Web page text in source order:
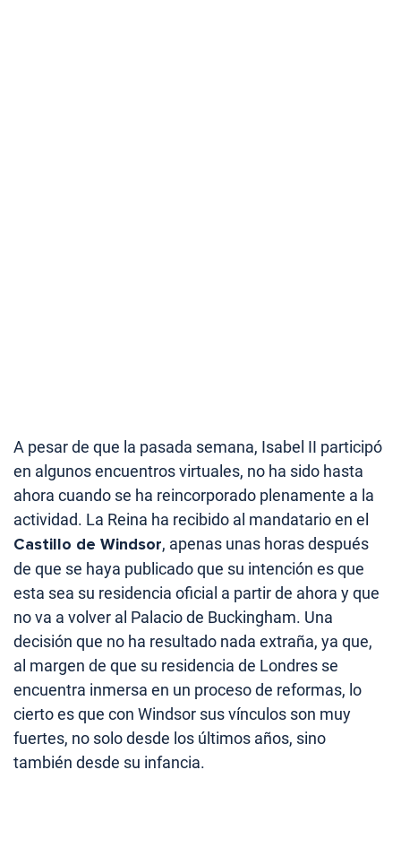
A pesar de que la pasada semana, Isabel II participó
en algunos encuentros virtuales, no ha sido hasta
ahora cuando se ha reincorporado plenamente a la
actividad. La Reina ha recibido al mandatario en el
Castillo de Windsor, apenas unas horas después
de que se haya publicado que su intención es que
esta sea su residencia oficial a partir de ahora y que
no va a volver al Palacio de Buckingham. Una
decisión que no ha resultado nada extraña, ya que,
al margen de que su residencia de Londres se
encuentra inmersa en un proceso de reformas, lo
cierto es que con Windsor sus vínculos son muy
fuertes, no solo desde los últimos años, sino
también desde su infancia.